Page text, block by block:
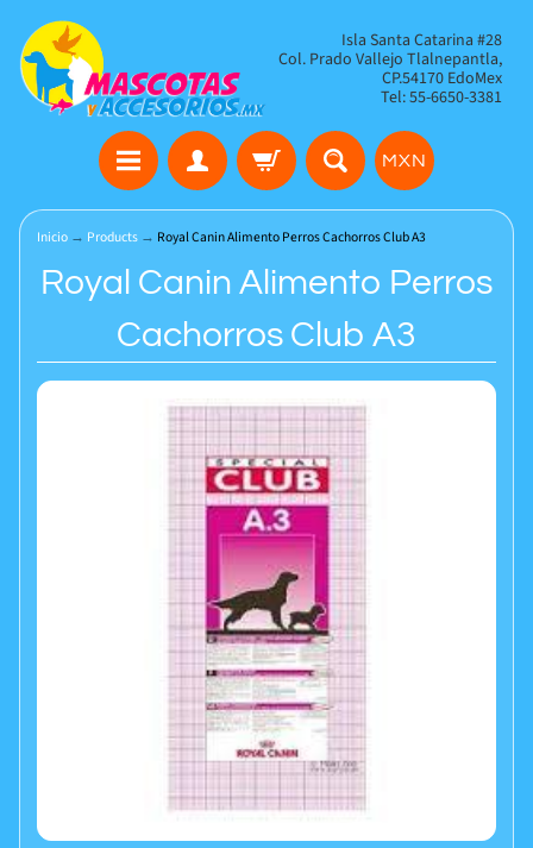
Isla Santa Catarina #28
Col. Prado Vallejo Tlalnepantla,
CP.54170 EdoMex
Tel: 55-6650-3381
MXN
Inicio → Products → Royal Canin Alimento Perros Cachorros Club A3
Royal Canin Alimento Perros
Cachorros Club A3